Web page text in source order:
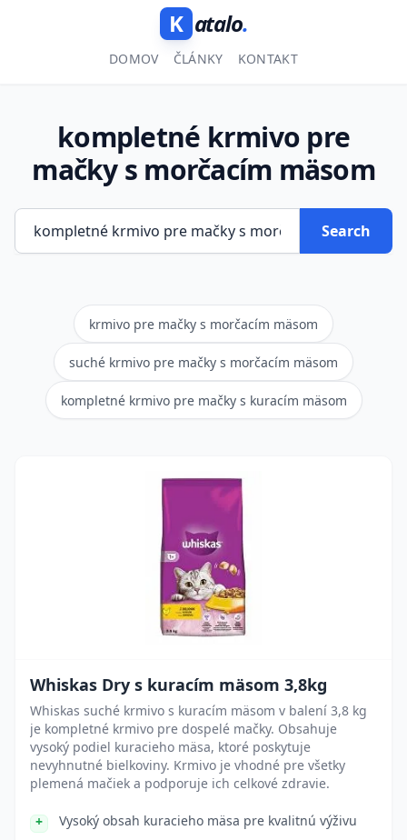
K atalo.
DOMOV ČLÁNKY KONTAKT
kompletné krmivo pre
mačky s morčacím mäsom
Search
krmivo pre mačky s morčacím mäsom
suché krmivo pre mačky s morčacím mäsom
kompletné krmivo pre mačky s kuracím mäsom
Whiskas Dry s kuracím mäsom 3,8kg
Whiskas suché krmivo s kuracím mäsom v balení 3,8 kg
je kompletné krmivo pre dospelé mačky. Obsahuje
vysoký podiel kuracieho mäsa, ktoré poskytuje
nevyhnutné bielkoviny. Krmivo je vhodné pre všetky
plemená mačiek a podporuje ich celkové zdravie.
Vysoký obsah kuracieho mäsa pre kvalitnú výživu